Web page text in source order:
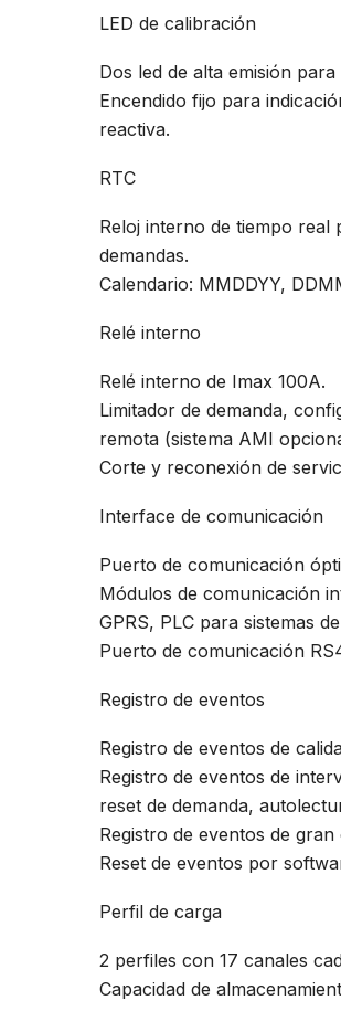
LED de calibración
Dos led de alta emisión
Encendido fijo para
reactiva.
RTC
Reloj interno de tiempo real
demandas.
Calendario: MMDDYY,
Relé interno
Relé interno de Imax 100A.
Limitador de demanda,
remota (sistema AMI
Corte y reconexión de
Interface de comunicación
Puerto de comunicación
Módulos de comunicación
GPRS, PLC para sistemas
Puerto de comunicación
Registro de eventos
Registro de eventos de
Registro de eventos de
reset de demanda,
Registro de eventos de
Reset de eventos por
Perfil de carga
2 perfiles con 17 canales
Capacidad de